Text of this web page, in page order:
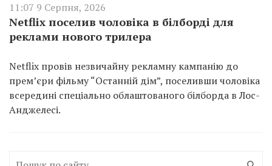
11:07 9 Серпня, 2026
Netflix поселив чоловіка в білборді для
реклами нового трилера
Netflix провів незвичайну рекламну кампанію до
прем’єри фільму “Останній дім”, поселивши чоловіка
всередині спеціально облаштованого білборда в Лос-
Анджелесі.